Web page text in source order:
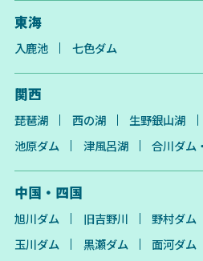
東海
入鹿池 七色ダム
関西
琵琶湖 西の湖 生野銀山湖
池原ダム
津風呂湖 合川ダム
中国・四国
旭川ダム 旧吉野川 野村ダム
玉川ダム
黒瀬ダム 面河ダム